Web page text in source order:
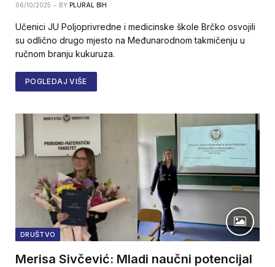
06/10/2025 BY PLURAL BIH
Učenici JU Poljoprivredne i medicinske škole Brčko osvojili
su odlično drugo mjesto na Međunarodnom takmičenju u
ručnom branju kukuruza.
POGLEDAJ VIŠE
DRUŠTVO
Merisa Sivčević: Mladi naučni potencijal